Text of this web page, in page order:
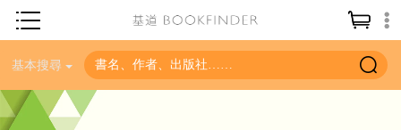
神學／教義
讀經／研經
基本搜尋